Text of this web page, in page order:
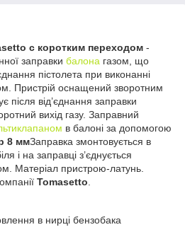
c коротким переходом -
заправки балона газом, що
пістолета при виконанні
Пристрій оснащений зворотним
після від’єднання заправки
вихід газу. Заправний
в балоні за допомогою
8 ммЗаправка змонтовується в
і на заправці з’єднується
Матеріал пристрою-латунь.
Tomasetto
в нирці бензобака